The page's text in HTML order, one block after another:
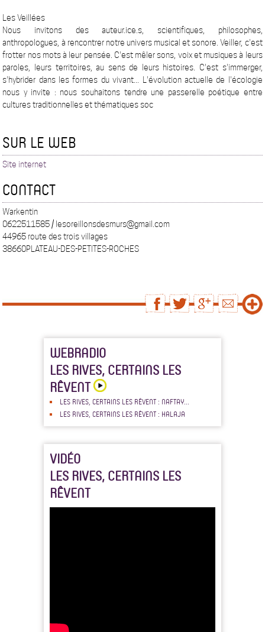
Les Veillées
Nous invitons des auteur.ice.s, scientifiques, philosophes,
anthropologues, à rencontrer notre univers musical et sonore. Veiller, c'est
frotter nos mots à leur pensée. C'est mêler sons, voix et musiques à leurs
paroles, leurs territoires, au sens de leurs histoires. C'est s'immerger,
s'hybrider dans les formes du vivant... L'évolution actuelle de l'écologie
nous y invite : nous souhaitons tendre une passerelle poétique entre
cultures traditionnelles et thématiques soc
SUR LE WEB
Site internet
CONTACT
Warkentin
0622511585 / lesoreillonsdesmurs@gmail.com
44965 route des trois villages
38660PLATEAU-DES-PETITES-ROCHES
WEBRADIO
LES RIVES, CERTAINS LES
RÊVENT
LES RIVES, CERTAINS LES RÊVENT : NAFTAY...
LES RIVES, CERTAINS LES RÊVENT : HALAJA
VIDÉO
LES RIVES, CERTAINS LES
RÊVENT